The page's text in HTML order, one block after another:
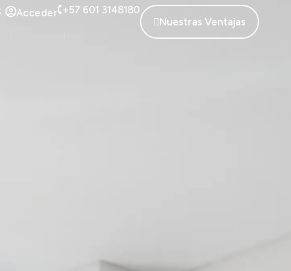
Acceder +57 601 3148180
Nuestras Ventajas